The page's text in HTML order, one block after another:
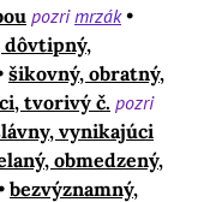
pozrimrzák
dôvtipný,
šikovný, obratný,
tvorivý č. pozri
vynikajúci
obmedzený,
bezvýznamný,